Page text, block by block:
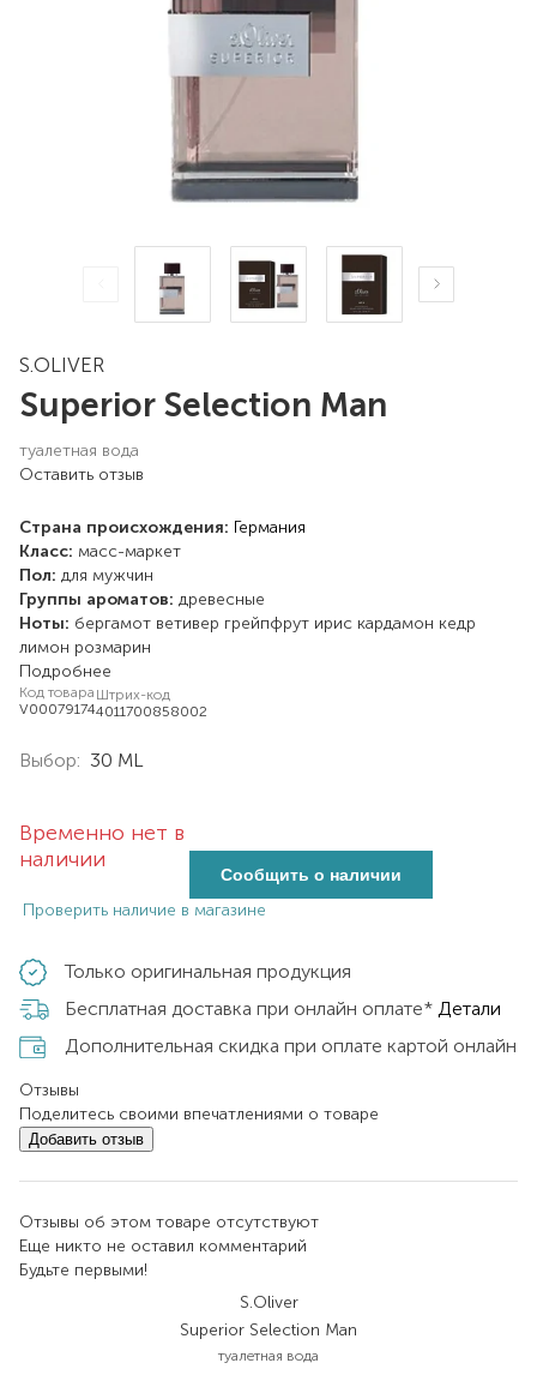
S.OLIVER
Superior Selection Man
туалетная вода
Оставить отзыв
Страна происхождения: Германия
Класс: масс-маркет
Пол: для мужчин
Группы ароматов: древесные
Ноты: бергамот ветивер грейпфрут ирис кардамон кедр
лимон розмарин
Подробнее
Код товара
V00079174
Штрих-код
4011700858002
Выбор: 30 ML
Временно нет в
наличии
Сообщить о наличии
Проверить наличие в магазине
Только оригинальная продукция
Бесплатная доставка при онлайн оплате* Детали
Дополнительная скидка при оплате картой онлайн
Отзывы
Поделитесь своими впечатлениями о товаре
Добавить отзыв
Отзывы об этом товаре отсутствуют
Еще никто не оставил комментарий
Будьте первыми!
S.Oliver
Superior Selection Man
туалетная вода